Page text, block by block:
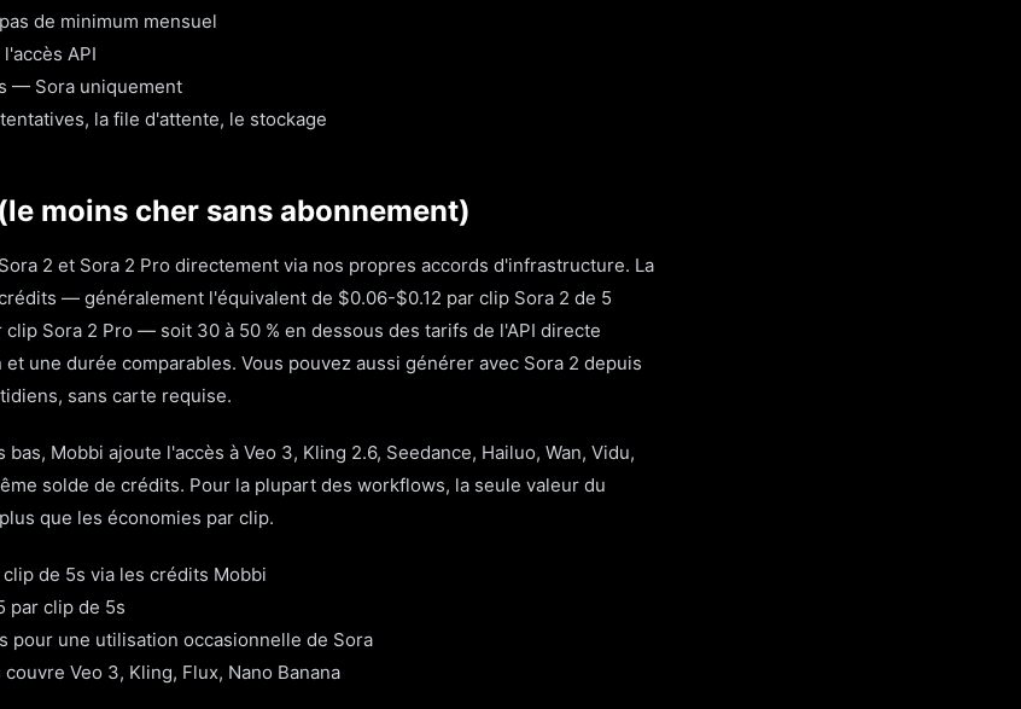
de minimum mensuel
API
— Sora uniquement
la file d'attente, le stockage
moins cher sans abonnement)
2 et Sora 2 Pro directement via nos propres accords d'infrastructure. La
— généralement l'équivalent de $0.06-$0.12 par clip Sora 2 de 5
Sora 2 Pro — soit 30 à 50 % en dessous des tarifs de l'API directe
une durée comparables. Vous pouvez aussi générer avec Sora 2 depuis
sans carte requise.
Mobbi ajoute l'accès à Veo 3, Kling 2.6, Seedance, Hailuo, Wan, Vidu,
solde de crédits. Pour la plupart des workflows, la seule valeur du
que les économies par clip.
de 5s via les crédits Mobbi
par clip de 5s
pour une utilisation occasionnelle de Sora
Veo 3, Kling, Flux, Nano Banana